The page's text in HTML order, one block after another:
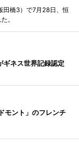
田橋3）で7月28日、恒
。
ギネス世界記録認定
モント」のフレンチ